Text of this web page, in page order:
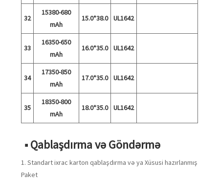
32
15380-680
mAh
15.0*38.0 UL1642
33
16350-650
mAh
16.0*35.0 UL1642
34
17350-850
mAh
17.0*35.0 UL1642
35
18350-800
mAh
18.0*35.0 UL1642
■ Qablaşdırma və Göndərmə
1. Standart ixrac karton qablaşdırma və ya Xüsusi hazırlanmış
Paket